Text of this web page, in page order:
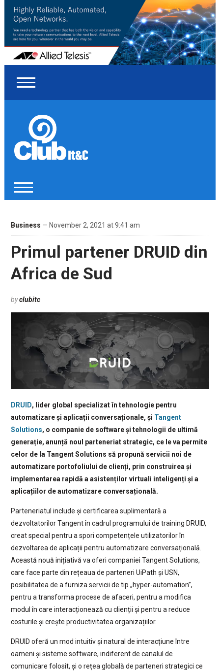
Business — November 2, 2021 at 9:41 am
Primul partener DRUID din
Africa de Sud
byclubitc
DRUID, lider global specializat în tehnologie pentru
automatizare și aplicații conversaționale, și Tangent
Solutions, o companie de software și tehnologii de ultimă
generație, anunță noul parteneriat strategic, ce le va permite
celor de la Tangent Solutions să propună servicii noi de
automatizare portofoliului de clienți, prin construirea și
implementarea rapidă a asistenților virtuali inteligenți și a
aplicațiilor de automatizare conversațională.
Parteneriatul include și certificarea suplimentară a
dezvoltatorilor Tangent în cadrul programului de training DRUID,
creat special pentru a spori competențele utilizatorilor în
dezvoltarea de aplicații pentru automatizare conversațională.
Această nouă inițiativă va oferi companiei Tangent Solutions,
care face parte din rețeaua de parteneri UiPath și USN,
posibilitatea de a furniza servicii de tip „hyper-automation”,
pentru a transforma procese de afaceri, pentru a modifica
modul în care interacționează cu clienții și pentru a reduce
costurile și crește productivitatea organizațiilor.
DRUID oferă un mod intuitiv și natural de interacțiune între
oameni și sisteme software, indiferent de canalul de
comunicare folosit, și o rețea globală de parteneri strategici ce